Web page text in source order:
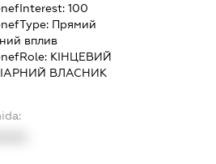
100
Прямий
вплив
КІНЦЕВИЙ
ВЛАСНИК